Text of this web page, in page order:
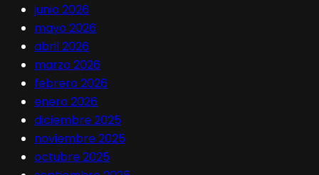
junio 2026
mayo 2026
abril 2026
marzo 2026
febrero 2026
enero 2026
diciembre 2025
noviembre 2025
octubre 2025